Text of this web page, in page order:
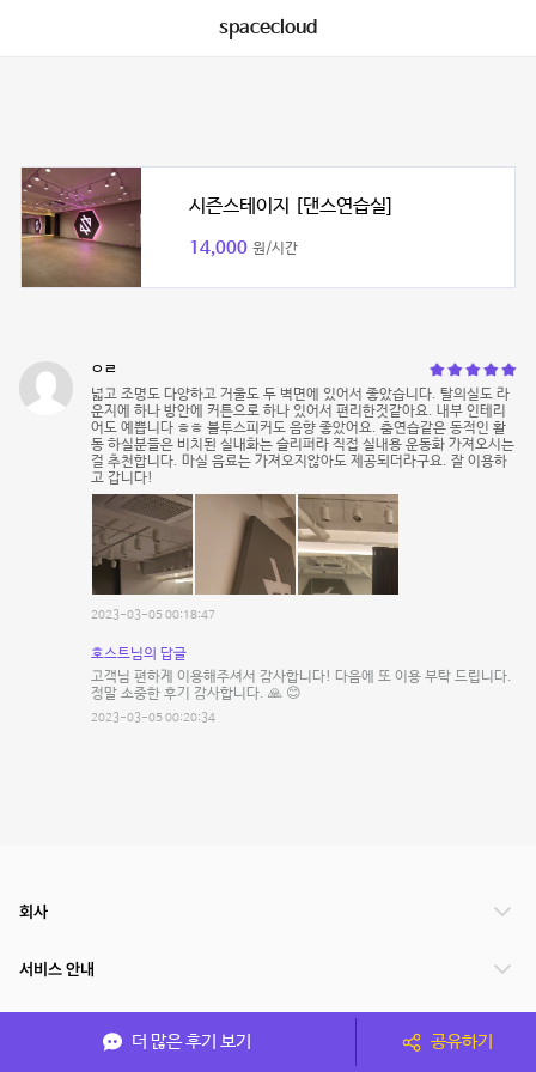
spacecloud
시즌스테이지 [댄스연습실]
14,000 원/시간
ㅇㄹ
넓고 조명도 다양하고 거울도 두 벽면에 있어서 좋았습니다. 탈의실도 라
운지에 하나 방안에 커튼으로 하나 있어서 편리한것같아요. 내부 인테리
어도 예쁩니다 ㅎㅎ 블투스피커도 음향 좋았어요. 춤연습같은 동적인 활
동 하실분들은 비치된 실내화는 슬리퍼라 직접 실내용 운동화 가져오시는
걸 추천합니다. 마실 음료는 가져오지않아도 제공되더라구요. 잘 이용하
고 갑니다!
2023-03-05 00:18:47
호스트님의 답글
고객님 편하게 이용해주셔서 감사합니다! 다음에 또 이용 부탁 드립니다.
정말 소중한 후기 감사합니다. 🙏 😊
2023-03-05 00:20:34
더 많은 후기 보기 공유하기
회사
서비스 안내